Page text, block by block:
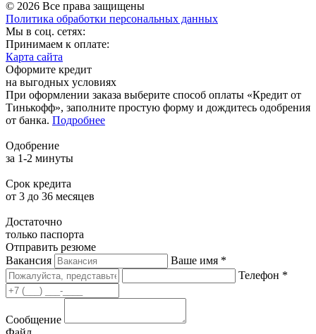
© 2026 Все права защищены
Политика обработки персональных данных
Мы в соц. сетях:
Принимаем к оплате:
Карта сайта
Оформите кредит
на выгодных условиях
При оформлении заказа выберите способ оплаты «Кредит от
Тинькофф», заполните простую форму и дождитесь одобрения
от банка. Подробнее
Одобрение
за 1-2 минуты
Срок кредита
от 3 до 36 месяцев
Достаточно
только паспорта
Отправить резюме
Вакансия
Ваше имя *
Телефон *
Сообщение